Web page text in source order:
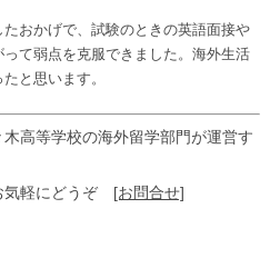
おかげで、試験のときの英語面接や
て弱点を克服できました。海外生活
と思います。
高等学校の海外留学部門が運営す
気軽にどうぞ [お問合せ]